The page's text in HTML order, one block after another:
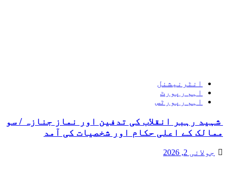
انٹرنیشنل
اہم رپورٹ
اہم رپورٹس
شہید رہبر انقلاب کی تدفین اور نماز جنازہ / سو
ممالک کے اعلی حکام اور شخصیات کی آمد
جولائی 2, 2026